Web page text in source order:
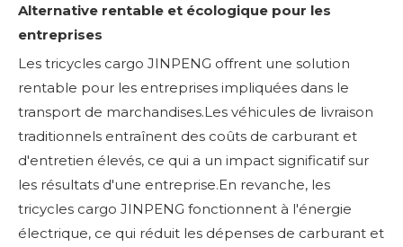
Alternative rentable et écologique pour les
entreprises
Les tricycles cargo JINPENG offrent une solution
rentable pour les entreprises impliquées dans le
transport de marchandises.Les véhicules de livraison
traditionnels entraînent des coûts de carburant et
d'entretien élevés, ce qui a un impact significatif sur
les résultats d'une entreprise.En revanche, les
tricycles cargo JINPENG fonctionnent à l'énergie
électrique, ce qui réduit les dépenses de carburant et